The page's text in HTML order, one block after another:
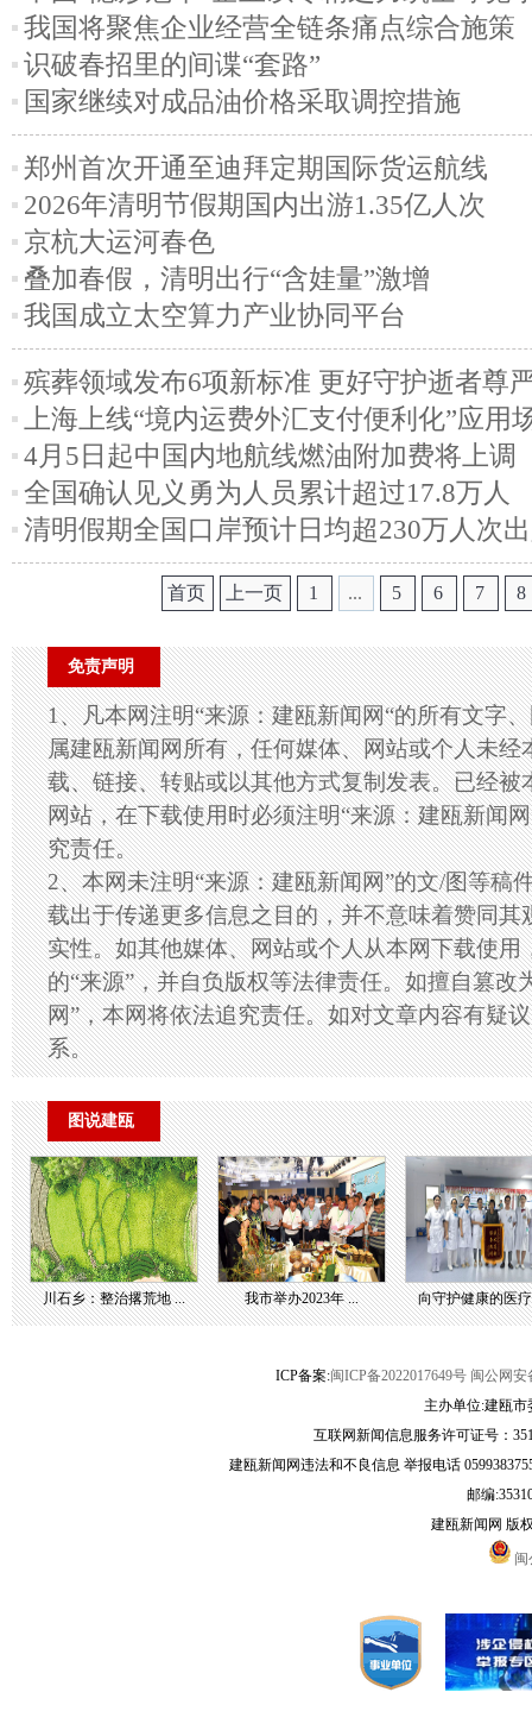
我国将聚焦企业经营全链条痛点综合施策
识破春招里的间谍“套路”
国家继续对成品油价格采取调控措施
郑州首次开通至迪拜定期国际货运航线
2026年清明节假期国内出游1.35亿人次
京杭大运河春色
叠加春假，清明出行“含娃量”激增
我国成立太空算力产业协同平台
殡葬领域发布6项新标准 更好守护逝者尊
上海上线“境内运费外汇支付便利化”应用
4月5日起中国内地航线燃油附加费将上调
全国确认见义勇为人员累计超过17.8万人
清明假期全国口岸预计日均超230万人次
首页 上一页 1 ... 5 6 7 8
免责声明
1、凡本网注明“来源：建瓯新闻网“的所有文字
属建瓯新闻网所有，任何媒体、网站或个人未经
载、链接、转贴或以其他方式复制发表。已经被
网站，在下载使用时必须注明“来源：建瓯新闻
究责任。
2、本网未注明“来源：建瓯新闻网”的文/图等稿
载出于传递更多信息之目的，并不意味着赞同其
实性。如其他媒体、网站或个人从本网下载使用
的“来源”，并自负版权等法律责任。如擅自篡改
网”，本网将依法追究责任。如对文章内容有疑
系。
图说建瓯
川石乡：整治撂荒地 ... 我市举办2023年 ... 向守护健康的医
ICP备案:闽ICP备2022017649号 闽公网安
主办单位:建瓯
互联网新闻信息服务许可证号：
建瓯新闻网违法和不良信息 举报电话
邮编
建瓯新闻网 版
闽